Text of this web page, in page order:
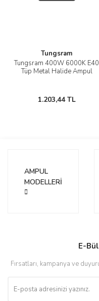
Tungsram
Tungsram 400W 6000K E40
Tüp Metal Halide Ampul
1.203,44 TL
AMPUL
MODELLERİ
E-
Fırsatları, kampanya ve